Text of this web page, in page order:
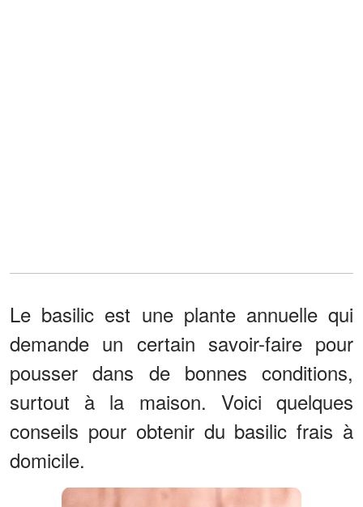
Le basilic est une plante annuelle qui
demande un certain savoir-faire pour
pousser dans de bonnes conditions,
surtout à la maison. Voici quelques
conseils pour obtenir du basilic frais à
domicile.